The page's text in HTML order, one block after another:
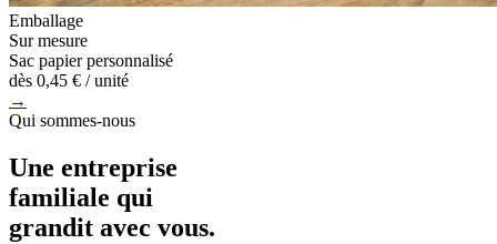
Emballage
Sur mesure
Sac papier personnalisé
dès 0,45 € / unité
→
Qui sommes-nous
Une entreprise
familiale qui
grandit avec vous.